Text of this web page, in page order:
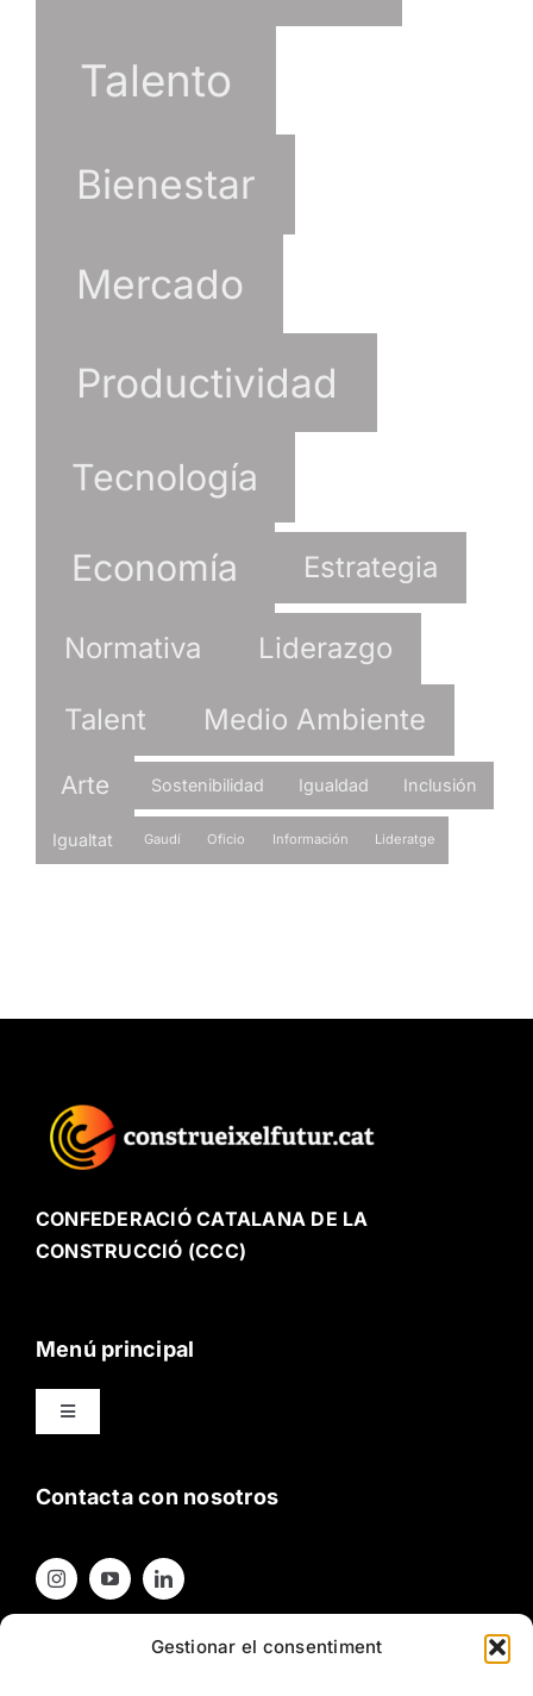
Gestionar el consentiment
Talento
Bienestar
Mercado
Productividad
Tecnología
Economía Estrategia
Normativa Liderazgo
Talent Medio Ambiente
Arte Sostenibilidad Igualdad Inclusión
Igualtat Gaudí Oficio Información Lideratge
CONFEDERACIÓ CATALANA DE LA
CONSTRUCCIÓ (CCC)
Menú principal
Toggle
Navigation
Buenas prácticas
Contacta con nosotros
Contacta con nosotros